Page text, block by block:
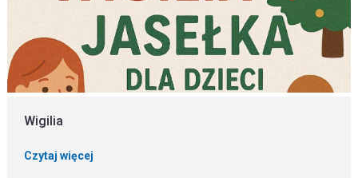
Wigilia
Czytaj więcej